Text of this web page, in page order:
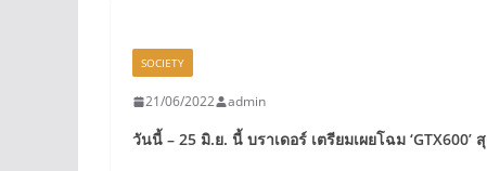
SOCIETY
21/06/2022 admin
วันนี้ – 25 มิ.ย. นี้ บราเดอร์ เตรียมเผยโฉม ‘GTX600’